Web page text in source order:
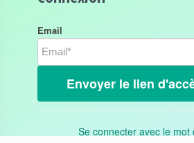
Email
Envoyer le lien
Se connecter avec le mot